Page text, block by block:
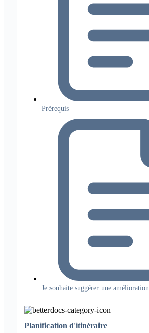
Prérequis
Je souhaite suggérer une amélioration
Planification d'itinéraire